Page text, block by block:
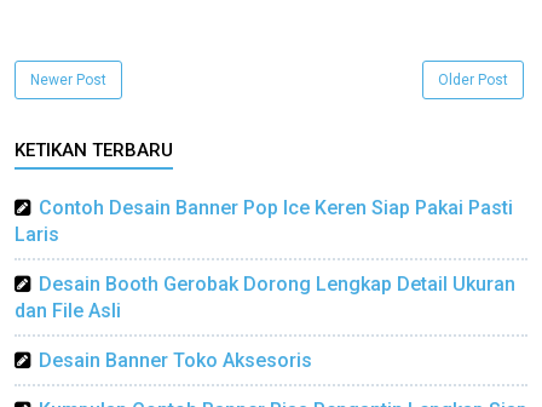
Newer Post Older Post
KETIKAN TERBARU
Contoh Desain Banner Pop Ice Keren Siap Pakai Pasti
Laris
Desain Booth Gerobak Dorong Lengkap Detail Ukuran
dan File Asli
Desain Banner Toko Aksesoris